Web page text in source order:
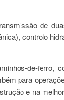
de
controlo
de-ferro,
para
e na